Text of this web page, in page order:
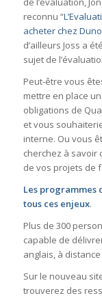
reconnu “
acheter chez
d’ailleurs Joss a
sujet de
Peut-être vous
mettre en place
obligations de
et vous
interne. Ou vous
cherchez à savoir
de vos projets de
Les
tous ces enjeux.
Plus de 300
capable de
anglais, à
Sur le nouveau
trouverez des